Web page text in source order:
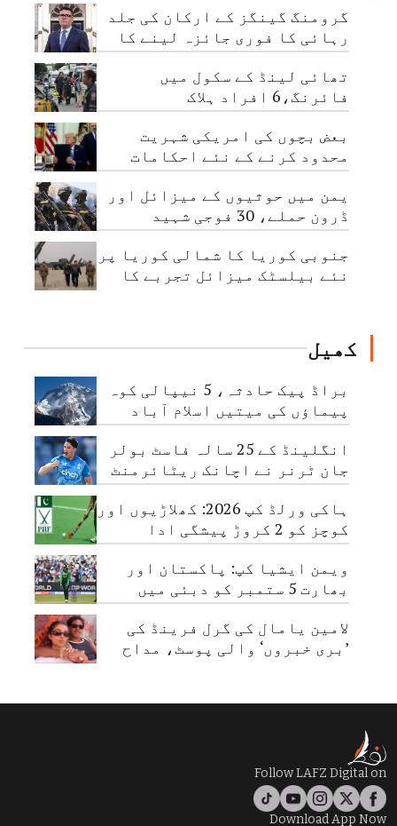
گرومنگ گینگز کے ارکان کی جلد
رہائی کا فوری جائزہ لینے کا
حکم
تھائی لینڈ کے سکول میں
فائرنگ،6 افراد ہلاک
بعض بچوں کی امریکی شہریت
محدود کرنے کے نئے احکامات
جاری
یمن میں حوثیوں کے میزائل اور
ڈرون حملے، 30 فوجی شہید
جنوبی کوریا کا شمالی کوریا پر
نئے بیلسٹک میزائل تجربے کا
کھیل
براڈ پیک حادثہ، 5 نیپالی کوہ
پیماؤں کی میتیں اسلام آباد
پہنچا دی گئیں
انگلینڈ کے 25 سالہ فاسٹ بولر
جان ٹرنر نے اچانک ریٹائرمنٹ
لے لی
ہاکی ورلڈ کپ 2026: کھلاڑیوں اور
کوچز کو 2 کروڑ پیشگی ادا
ویمن ایشیا کپ: پاکستان اور
بھارت 5 ستمبر کو دبئی میں
مدمقابل ہوں گے
لامین یامال کی گرل فرینڈ کی
’بری خبروں‘ والی پوسٹ، مداح
Follow LAFZ Digital on
Download App Now